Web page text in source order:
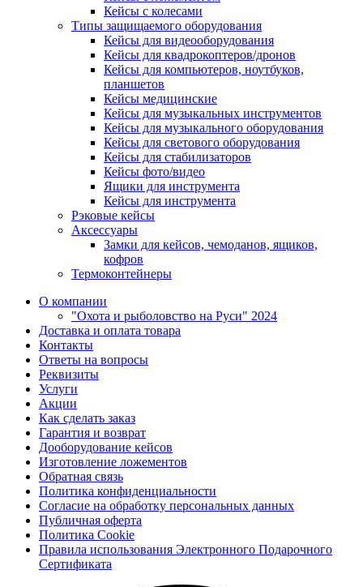
Кейсы с колесами
Типы защищаемого оборудования
Кейсы для видеооборудования
Кейсы для квадрокоптеров/дронов
Кейсы для компьютеров, ноутбуков,
планшетов
Кейсы медицинские
Кейсы для музыкальных инструментов
Кейсы для музыкального оборудования
Кейсы для светового оборудования
Кейсы для стабилизаторов
Кейсы фото/видео
Ящики для инструмента
Кейсы для инструмента
Рэковые кейсы
Аксессуары
Замки для кейсов, чемоданов, ящиков,
кофров
Термоконтейнеры
О компании
"Охота и рыболовство на Руси" 2024
Доставка и оплата товара
Контакты
Ответы на вопросы
Реквизиты
Услуги
Акции
Как сделать заказ
Гарантия и возврат
Дооборудование кейсов
Изготовление ложементов
Обратная связь
Политика конфиденциальности
Согласие на обработку персональных данных
Публичная оферта
Политика Cookie
Правила использования Электронного Подарочного
Сертификата